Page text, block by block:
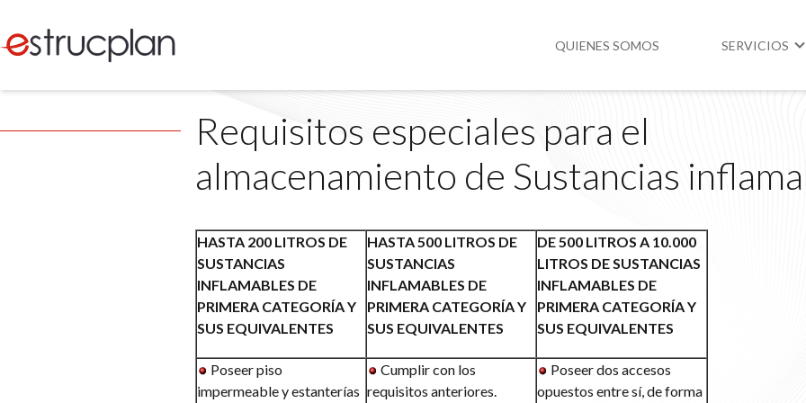
QUIENES SOMOS SERVICIOS
Medio Ambiente
Requisitos especiales para el
almacenamiento de Sustancias
HASTA 200 LITROS DE
SUSTANCIAS
INFLAMABLES DE
PRIMERA CATEGORÍA Y
SUS EQUIVALENTES
HASTA 500 LITROS DE
SUSTANCIAS
INFLAMABLES DE
PRIMERA CATEGORÍA Y
SUS EQUIVALENTES
DE 500 LITROS A 10.000
LITROS DE SUSTANCIAS
INFLAMABLES DE
PRIMERA CATEGORÍA Y
SUS EQUIVALENTES
Poseer piso
impermeable y estanterías
Cumplir con los
requisitos anteriores.
Poseer dos accesos
opuestos entre sí, de forma